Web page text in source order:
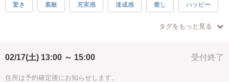
今後の香り選びの参考にもなりますのでお楽しみに◎
一回完結型のワークショップですので、お気軽にお申し込みください♪
「香りに興味がある方」「香りを通して自分を知りたい方」
であればどなたでも大歓迎です♪
驚き 素敵 充実感 達成感 癒し ハッピー
タグをもっと見る
受付終了
02/17(土) 13:00 ～ 15:00
住所は予約確定後にお知らせします。